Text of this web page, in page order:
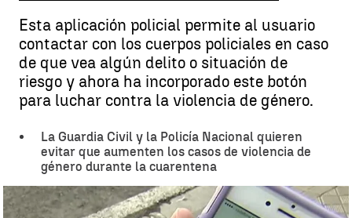
Esta aplicación policial permite al usuario
contactar con los cuerpos policiales en caso
de que vea algún delito o situación de
riesgo y ahora ha incorporado este botón
para luchar contra la violencia de género.
La Guardia Civil y la Policía Nacional quieren
evitar que aumenten los casos de violencia de
género durante la cuarentena
'AlertCops' activa un botón para que las víctimas de violencia de
género avisen durante el confinamiento |Antena 3 Noticias